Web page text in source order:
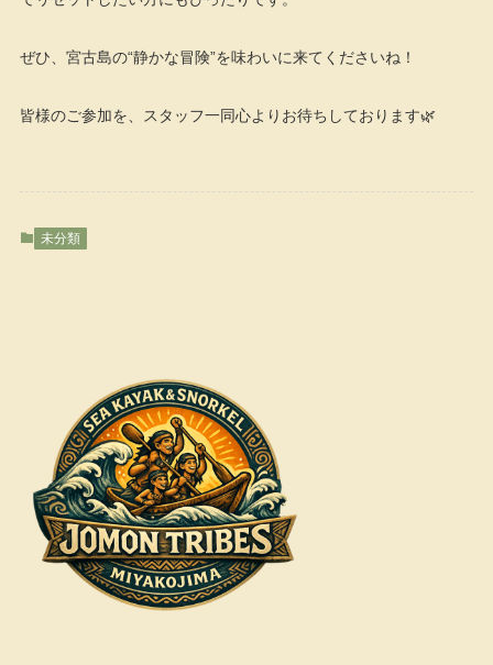
ぜひ、宮古島の“静かな冒険”を味わいに来てくださいね！
皆様のご参加を、スタッフ一同心よりお待ちしております🌿
未分類